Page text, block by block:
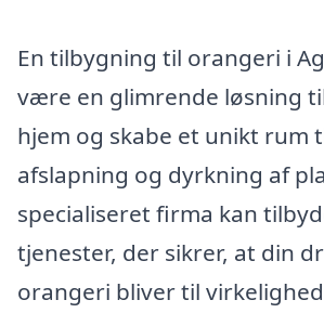
En tilbygning til orangeri i
være en glimrende løsning
hjem og skabe et unikt rum
afslapning og dyrkning af
specialiseret firma kan
tjenester, der sikrer, at din
orangeri bliver til